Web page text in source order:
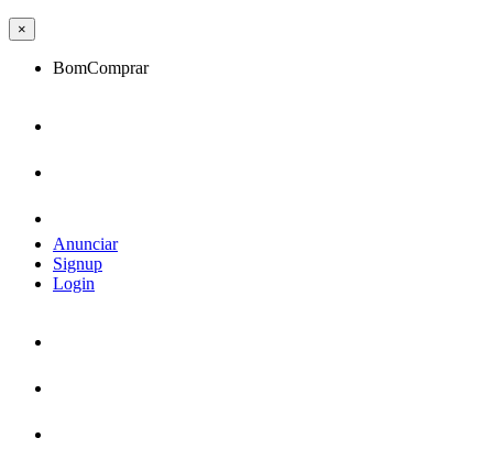
×
BomComprar
Anunciar
Signup
Login